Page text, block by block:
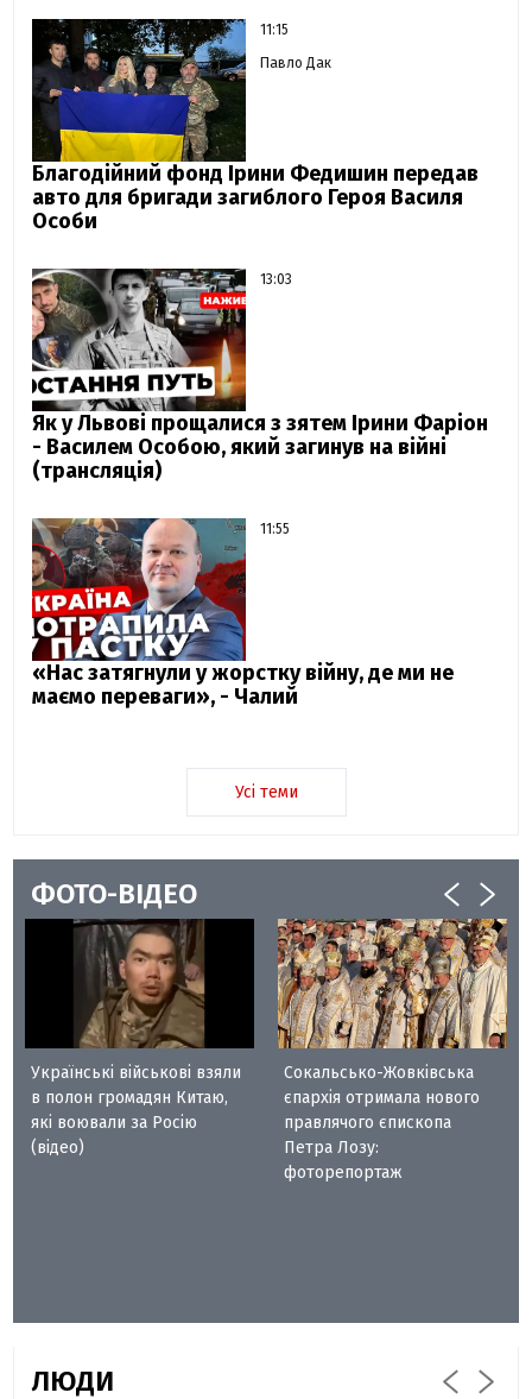
11:15
Павло Дак
Благодійний фонд Ірини Федишин передав
авто для бригади загиблого Героя Василя
Особи
13:03
Як у Львові прощалися з зятем Ірини Фаріон
- Василем Особою, який загинув на війні
(трансляція)
11:55
«Нас затягнули у жорстку війну, де ми не
маємо переваги», - Чалий
Усі теми
ФОТО-ВІДЕО
Українські військові взяли
в полон громадян Китаю,
які воювали за Росію
(відео)
Сокальсько-Жовківська
єпархія отримала нового
правлячого єпископа
Петра Лозу:
фоторепортаж
ЛЮДИ